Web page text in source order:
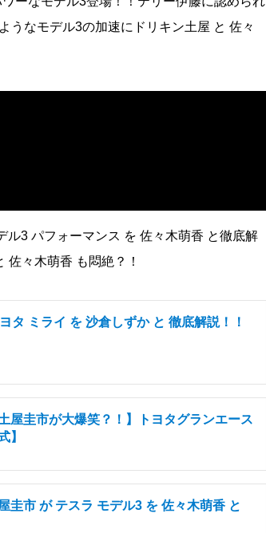
うなモデル3の加速にドリキン土屋 と 佐々
ル3 パフォーマンス を 佐々木萌香 と徹底解
々木萌香 も悶絶？！
タ ミライ を 沙倉しずか と 徹底解説！！
屋圭市が大爆笑？！】トヨタグランエース
】
圭市 が テスラ モデル3 を 佐々木萌香 と